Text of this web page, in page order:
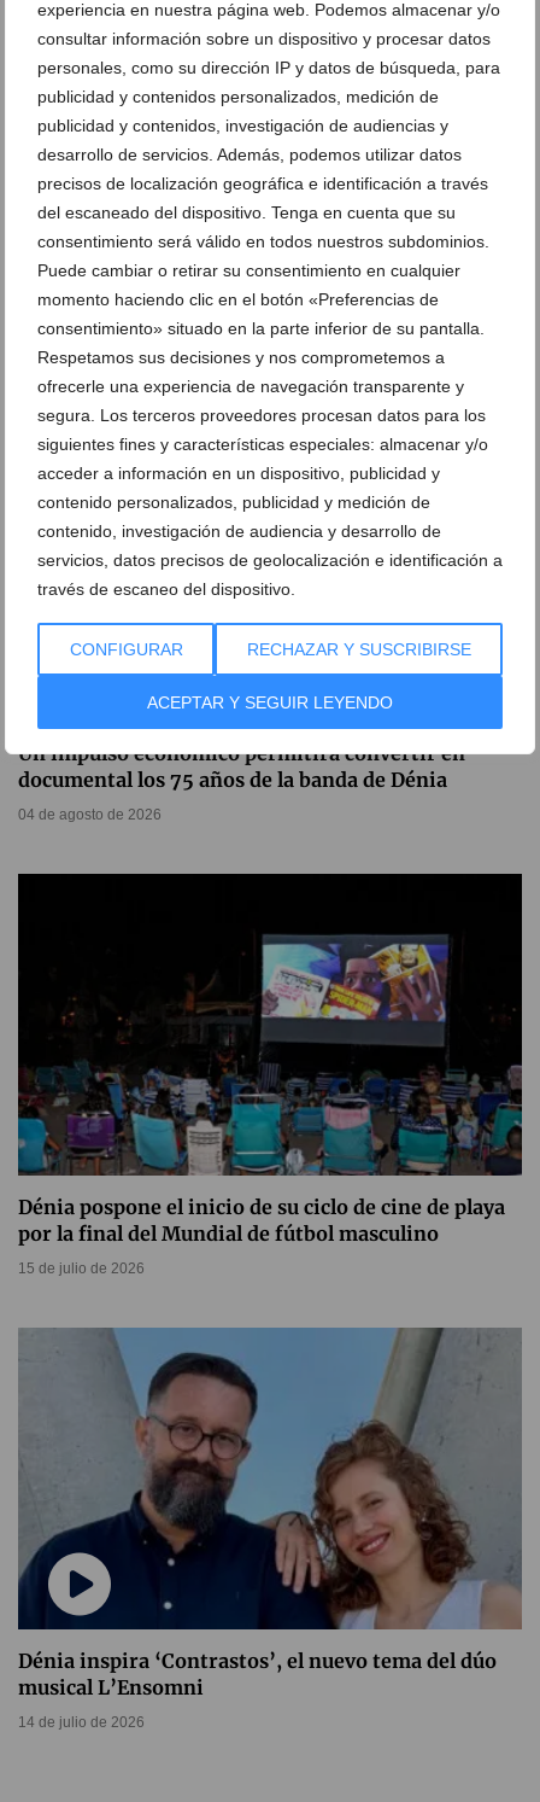
experiencia en nuestra página web. Podemos almacenar y/o
consultar información sobre un dispositivo y procesar datos
personales, como su dirección IP y datos de búsqueda, para
publicidad y contenidos personalizados, medición de
publicidad y contenidos, investigación de audiencias y
desarrollo de servicios. Además, podemos utilizar datos
precisos de localización geográfica e identificación a través
del escaneado del dispositivo. Tenga en cuenta que su
consentimiento será válido en todos nuestros subdominios.
Puede cambiar o retirar su consentimiento en cualquier
momento haciendo clic en el botón «Preferencias de
consentimiento» situado en la parte inferior de su pantalla.
Respetamos sus decisiones y nos comprometemos a
ofrecerle una experiencia de navegación transparente y
segura. Los terceros proveedores procesan datos para los
siguientes fines y características especiales: almacenar y/o
acceder a información en un dispositivo, publicidad y
contenido personalizados, publicidad y medición de
contenido, investigación de audiencia y desarrollo de
servicios, datos precisos de geolocalización e identificación a
través de escaneo del dispositivo.
CONFIGURAR RECHAZAR Y SUSCRIBIRSE
ACEPTAR Y SEGUIR LEYENDO
El Langui aterriza en Dénia con un monólogo de
humor y superación personal
05 de agosto de 2026
Un impulso económico permitirá convertir en
documental los 75 años de la banda de Dénia
04 de agosto de 2026
Dénia pospone el inicio de su ciclo de cine de playa
por la final del Mundial de fútbol masculino
15 de julio de 2026
Dénia inspira ‘Contrastos’, el nuevo tema del dúo
musical L’Ensomni
14 de julio de 2026